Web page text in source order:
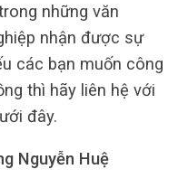
những văn
nhận được sự
các bạn muốn công
thì hãy liên hệ với
đây.
Nguyễn Huệ